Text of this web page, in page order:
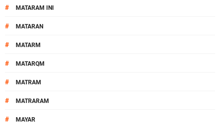
# MATARAM INI
# MATARAN
# MATARM
# MATARQM
# MATRAM
# MATRARAM
# MAYAR